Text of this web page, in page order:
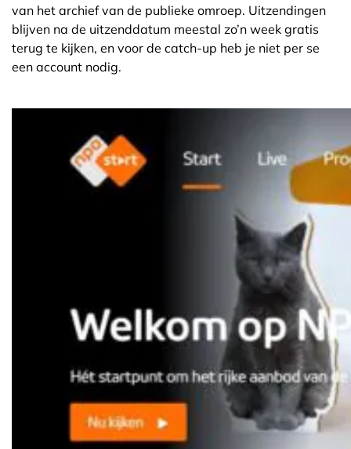
van het archief van de publieke omroep. Uitzendingen
blijven na de uitzenddatum meestal zo’n week gratis
terug te kijken, en voor de catch-up heb je niet per se
een account nodig.